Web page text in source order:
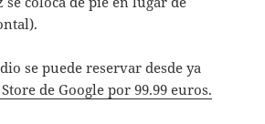
se puede reservar desde ya
de Google por 99.99 euros.